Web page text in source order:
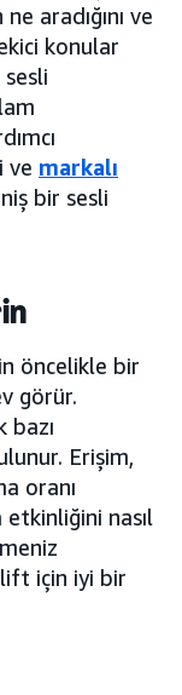
aradığını ve
konular
ve markalı
bir sesli
öncelikle bir
görür.
bazı
Erişim,
oranı
nasıl
lift için iyi bir